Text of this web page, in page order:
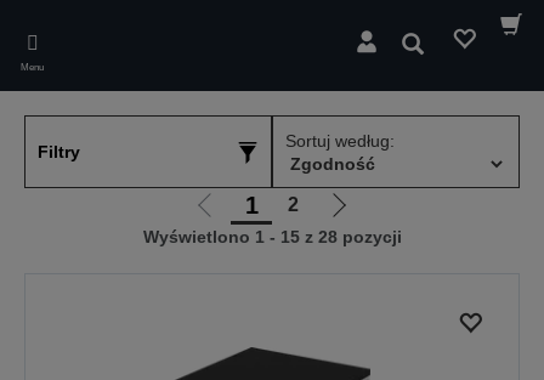
main
content
Menu
Wyszukaj
Filtry
Sortuj według:
Przejdź
do
1 2
Przejdź
do
Wyświetlono 1 - 15 z 28 pozycji